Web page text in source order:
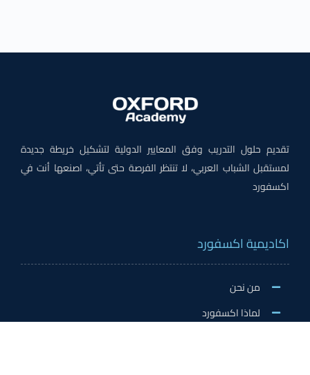
تقديم حلول التدريب وفق المعايير الدولية لتشكيل خريطة جديدة
لمستقبل الشباب العربي، لا تنتظر الفرصة حتى تأتي، اصنعها أنت في
اكسفورد
اكاديمية اكسفورد
من نحن
لماذا اكسفورد